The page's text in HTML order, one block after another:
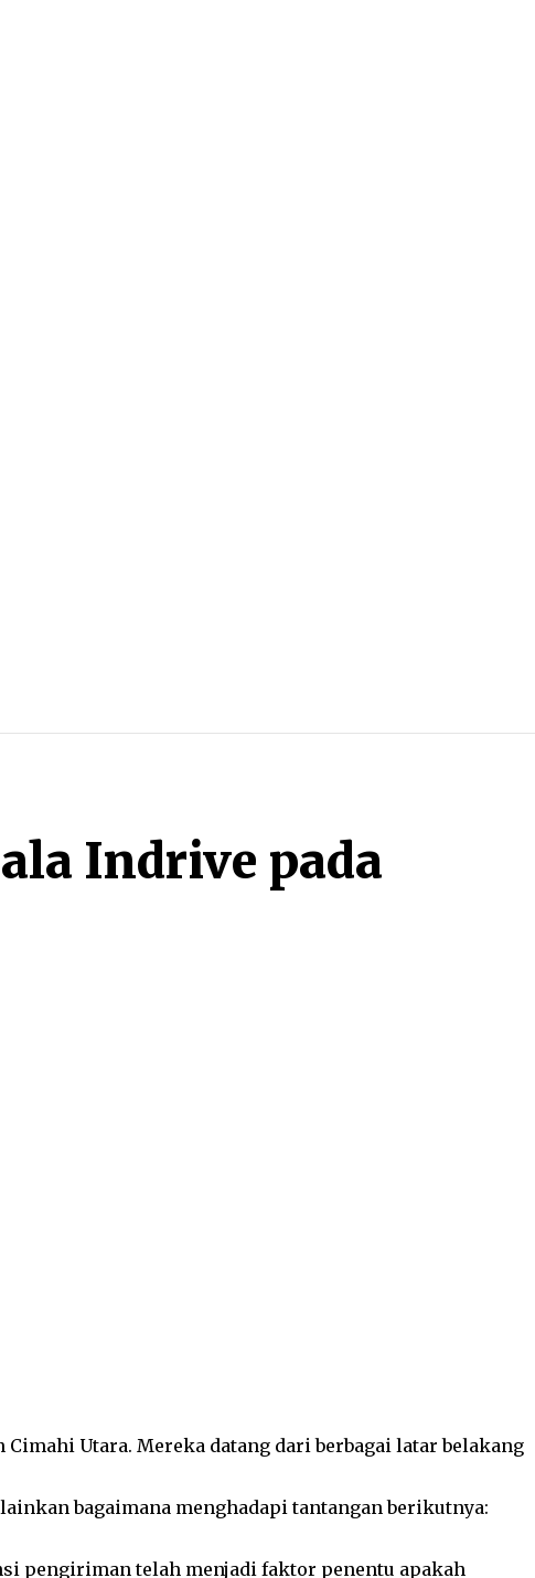
Indrive pada
Utara. Mereka datang dari berbagai latar belakang
bagaimana menghadapi tantangan berikutnya:
pengiriman telah menjadi faktor penentu apakah